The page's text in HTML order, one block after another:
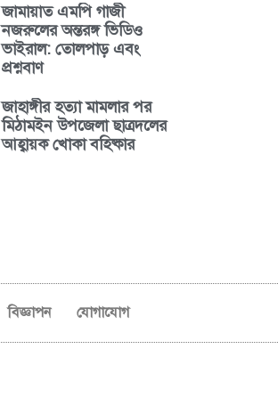
জামায়াত এমপি গাজী
নজরুলের অন্তরঙ্গ ভিডিও
ভাইরাল: তোলপাড় এবং
প্রশ্নবাণ
জাহাঙ্গীর হত্যা মামলার পর
মিঠামইন উপজেলা ছাত্রদলের
আহ্বায়ক খোকা বহিষ্কার
বিজ্ঞাপন যোগাযোগ